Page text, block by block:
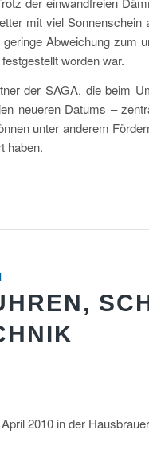
mit viel Sonnenschein
Abweichung zum
worden war.
der SAGA, die beim
neueren Datums –
unter anderem
haben.
2010 in der